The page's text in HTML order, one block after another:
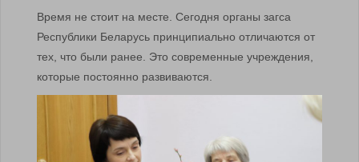
Время не стоит на месте. Сегодня органы загса
Республики Беларусь принципиально отличаются от
тех, что были ранее. Это современные учреждения,
которые постоянно развиваются.